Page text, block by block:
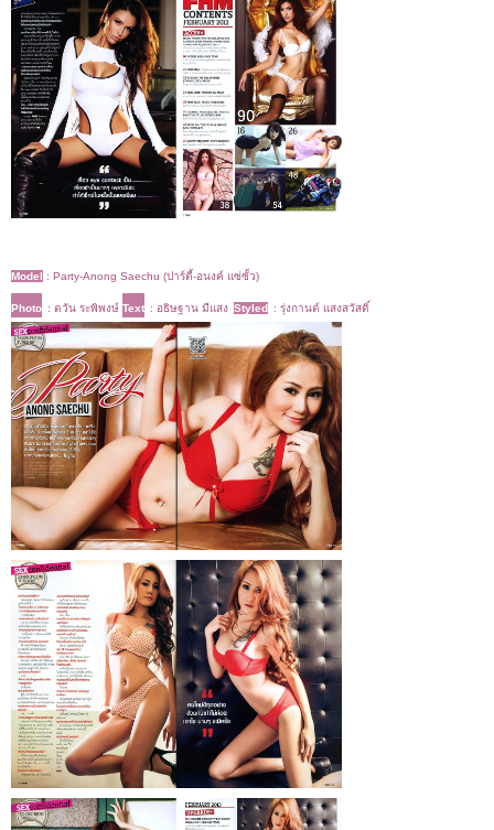
Model : Party-Anong Saechu (ปาร์ตี้-อนงค์ แซ่ซั้ว)
Photo : ตวัน ระพิพงษ์ Text : อธิษฐาน มีแสง Styled : รุ่งกานต์ แสงสวัสดิ์